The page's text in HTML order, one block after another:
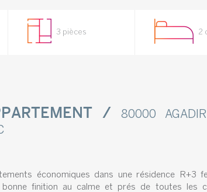
3 pièces 2
/
80000
économiques dans une résidence R+3
bonne finition au calme et prés de toutes les